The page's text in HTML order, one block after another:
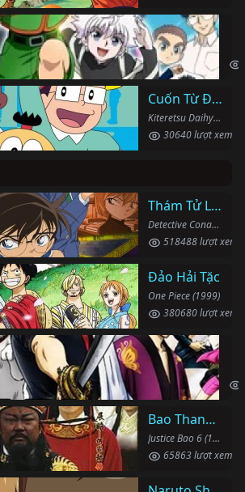
Cuốn Từ Điển Kì Bí
Kiteretsu Daihyakka (1988)
30640 lượt xem
Thám Tử Lừng Danh Conan
Detective Conan (1996)
518488 lượt xem
Đảo Hải Tặc
One Piece (1999)
380680 lượt xem
Bao Thanh Thiên 1993 (Phần 6)
Justice Bao 6 (1993)
65863 lượt xem